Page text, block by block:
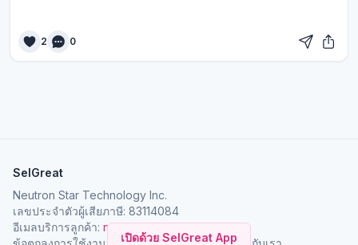
เปิดด้วย SelGreat App
2 0
SelGreat
Neutron Star Technology Inc.
เลขประจำตัวผู้เสียภาษี: 83114084
อีเมลบริการลูกค้า: neutronstar.ai@gmail.com